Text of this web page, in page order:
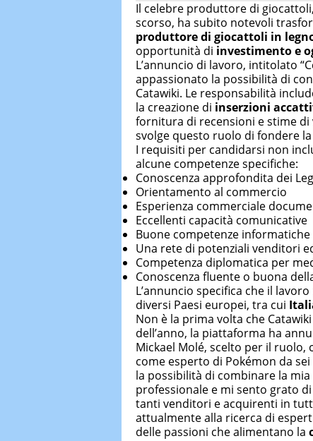
Il celebre produttore di
scorso, ha subito notevoli
produttore di giocattoli in
opportunità di investimento e
L’annuncio di lavoro, intitolato
appassionato la possibilità di
Catawiki. Le responsabilità
la creazione di inserzioni
fornitura di recensioni e stime
svolge questo ruolo di fondere la
I requisiti per candidarsi non
alcune competenze specifiche:
Conoscenza approfondita dei
Orientamento al commercio
Esperienza commerciale
Eccellenti capacità comunicative
Buone competenze informatiche
Una rete di potenziali venditori
Competenza diplomatica per
Conoscenza fluente o buona
L’annuncio specifica che il
diversi Paesi europei, tra cui
Non è la prima volta che
dell’anno, la piattaforma ha
Mickael Molé, scelto per il ruolo,
come esperto di Pokémon da
la possibilità di combinare la
professionale e mi sento grato
tanti venditori e acquirenti in
attualmente alla ricerca di
delle passioni che alimentano la